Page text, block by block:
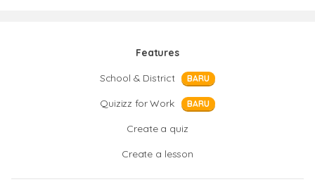
Features
School & District
BARU
Quizizz for Work BARU
Create a quiz
Create a lesson